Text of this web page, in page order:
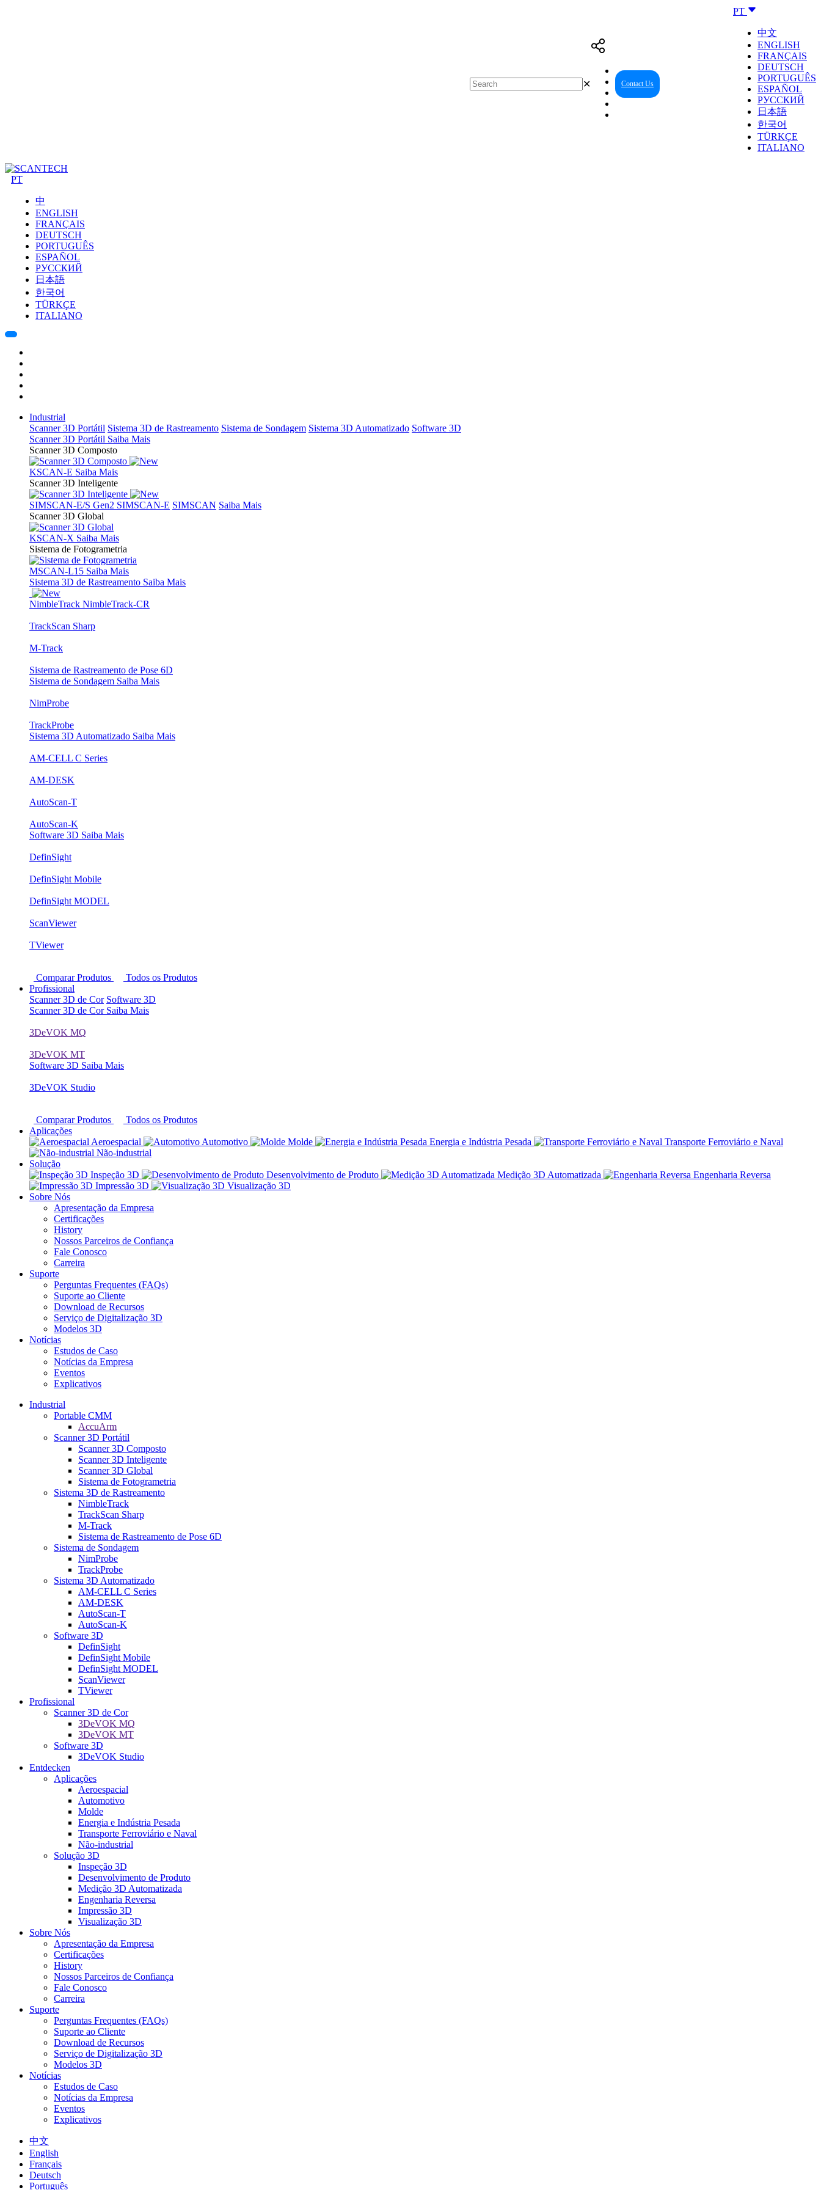
PT
中文
ENGLISH
FRANÇAIS
DEUTSCH
PORTUGUÊS
ESPAÑOL
РУССКИЙ
日本語
한국어
TÜRKÇE
ITALIANO
Contact Us
✕
PT
中
ENGLISH
FRANÇAIS
DEUTSCH
PORTUGUÊS
ESPAÑOL
РУССКИЙ
日本語
한국어
TÜRKÇE
ITALIANO
Industrial
Scanner 3D Portátil Sistema 3D de Rastreamento Sistema de Sondagem Sistema 3D Automatizado Software 3D
Scanner 3D Portátil Saiba Mais
Scanner 3D Composto
KSCAN-E Saiba Mais
Scanner 3D Inteligente
SIMSCAN-E/S Gen2 SIMSCAN-E SIMSCAN Saiba Mais
Scanner 3D Global
KSCAN-X Saiba Mais
Sistema de Fotogrametria
MSCAN-L15 Saiba Mais
Sistema 3D de Rastreamento Saiba Mais
NimbleTrack NimbleTrack-CR
TrackScan Sharp
M-Track
Sistema de Rastreamento de Pose 6D
Sistema de Sondagem Saiba Mais
NimProbe
TrackProbe
Sistema 3D Automatizado Saiba Mais
AM-CELL C Series
AM-DESK
AutoScan-T
AutoScan-K
Software 3D Saiba Mais
DefinSight
DefinSight Mobile
DefinSight MODEL
ScanViewer
TViewer
Comparar Produtos
Todos os Produtos
Profissional
Scanner 3D de Cor Software 3D
Scanner 3D de Cor Saiba Mais
3DeVOK MQ
3DeVOK MT
Software 3D Saiba Mais
3DeVOK Studio
Comparar Produtos
Todos os Produtos
Aplicações
Aeroespacial
Automotivo Molde Energia e Indústria Pesada
Transporte Ferroviário e Naval
Não-industrial
Solução
Inspeção 3D
Desenvolvimento de Produto Medição 3D Automatizada
Engenharia Reversa
Impressão 3D
Visualização 3D
Sobre Nós
Apresentação da Empresa
Certificações
History
Nossos Parceiros de Confiança
Fale Conosco
Carreira
Suporte
Perguntas Frequentes (FAQs)
Suporte ao Cliente
Download de Recursos
Serviço de Digitalização 3D
Modelos 3D
Notícias
Estudos de Caso
Notícias da Empresa
Eventos
Explicativos
Industrial
Portable CMM
AccuArm
Scanner 3D Portátil
Scanner 3D Composto
Scanner 3D Inteligente
Scanner 3D Global
Sistema de Fotogrametria
Sistema 3D de Rastreamento
NimbleTrack
TrackScan Sharp
M-Track
Sistema de Rastreamento de Pose 6D
Sistema de Sondagem
NimProbe
TrackProbe
Sistema 3D Automatizado
AM-CELL C Series
AM-DESK
AutoScan-T
AutoScan-K
Software 3D
DefinSight
DefinSight Mobile
DefinSight MODEL
ScanViewer
TViewer
Profissional
Scanner 3D de Cor
3DeVOK MQ
3DeVOK MT
Software 3D
3DeVOK Studio
Entdecken
Aplicações
Aeroespacial
Automotivo
Molde
Energia e Indústria Pesada
Transporte Ferroviário e Naval
Não-industrial
Solução 3D
Inspeção 3D
Desenvolvimento de Produto
Medição 3D Automatizada
Engenharia Reversa
Impressão 3D
Visualização 3D
Sobre Nós
Apresentação da Empresa
Certificações
History
Nossos Parceiros de Confiança
Fale Conosco
Carreira
Suporte
Perguntas Frequentes (FAQs)
Suporte ao Cliente
Download de Recursos
Serviço de Digitalização 3D
Modelos 3D
Notícias
Estudos de Caso
Notícias da Empresa
Eventos
Explicativos
中文
English
Français
Deutsch
Português